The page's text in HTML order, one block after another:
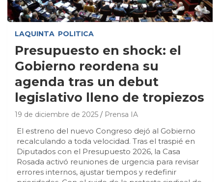
LAQUINTA POLITICA
Presupuesto en shock: el
Gobierno reordena su
agenda tras un debut
legislativo lleno de tropiezos
19 de diciembre de 2025 Prensa IA
El estreno del nuevo Congreso dejó al Gobierno
recalculando a toda velocidad. Tras el traspié en
Diputados con el Presupuesto 2026, la Casa
Rosada activó reuniones de urgencia para revisar
errores internos, ajustar tiempos y redefinir